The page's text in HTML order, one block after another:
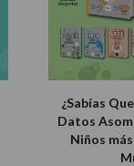
¿Sabías
Datos
Niños